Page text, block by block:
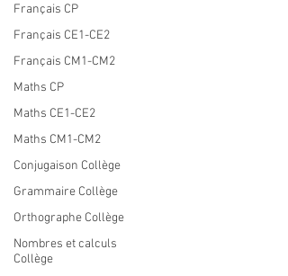
Français CP
Français CE1-CE2
Français CM1-CM2
Maths CP
Maths CE1-CE2
Maths CM1-CM2
Conjugaison Collège
Grammaire Collège
Orthographe Collège
Nombres et calculs
Collège